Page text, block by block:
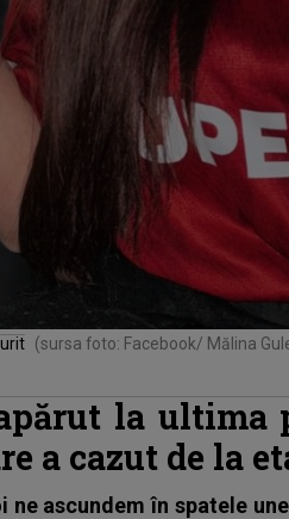
(sursa foto: Facebook/ Mălina
la ultima
a cazut de la
ne ascundem în spatele